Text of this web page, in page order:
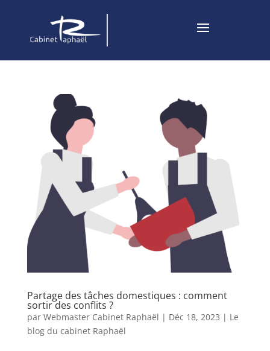
Partage des tâches domestiques : comment
sortir des conflits ?
par Webmaster Cabinet Raphaël | Déc 18, 2023 | Le
blog du cabinet Raphaël